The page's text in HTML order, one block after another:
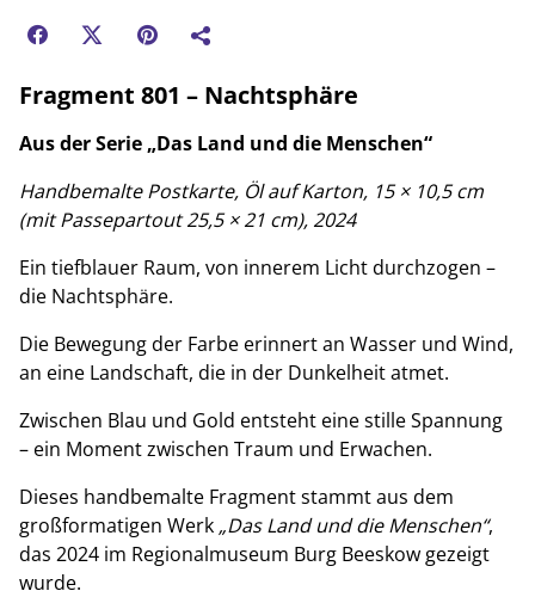
Fragment 801 – Nachtsphäre
Aus der Serie „Das Land und die Menschen“
Handbemalte Postkarte, Öl auf Karton, 15 × 10,5 cm
(mit Passepartout 25,5 × 21 cm), 2024
Ein tiefblauer Raum, von innerem Licht durchzogen –
die Nachtsphäre.
Die Bewegung der Farbe erinnert an Wasser und Wind,
an eine Landschaft, die in der Dunkelheit atmet.
Zwischen Blau und Gold entsteht eine stille Spannung
– ein Moment zwischen Traum und Erwachen.
Dieses handbemalte Fragment stammt aus dem
großformatigen Werk „Das Land und die Menschen“,
das 2024 im Regionalmuseum Burg Beeskow gezeigt
wurde.